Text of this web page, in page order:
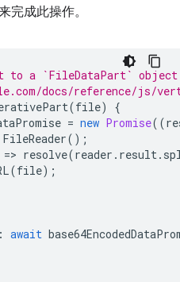
完成此操作。
to a `FileDataPart`
docs/reference/js/
(file)
{
= new Promise((
FileReader();
=> resolve(reader . result.
(file);
: await